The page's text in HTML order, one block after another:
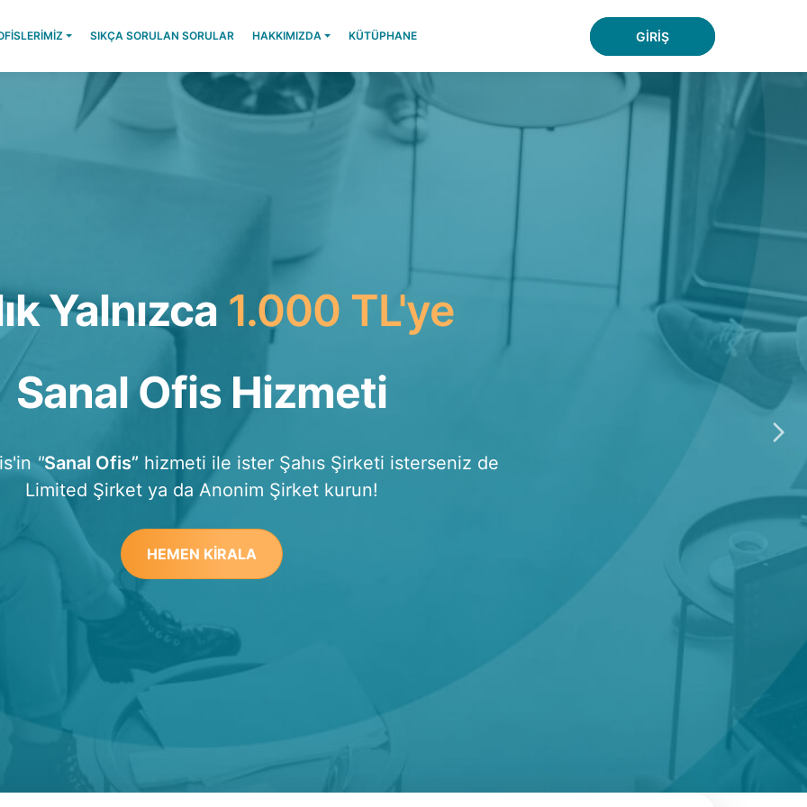
SIKÇA SORULAN SORULAR HAKKIMIZDA KÜTÜPHANE GİRİŞ
sunduğumuz şirket kurulum hizmeti, startup vize
ve payroll hizmetleri için Usual Investments web sitesini
ziyaret edebilirsiniz
İNCELE